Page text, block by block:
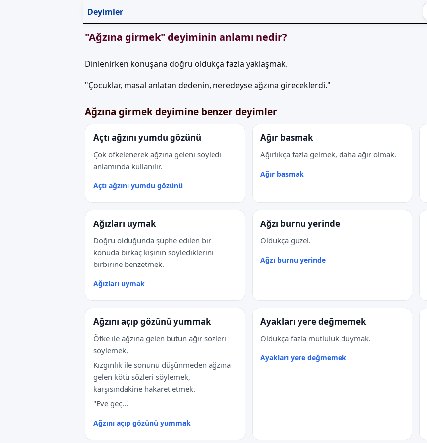
Deyimler
"Ağzına girmek" deyiminin anlamı nedir?
Dinlenirken konuşana doğru oldukça fazla yaklaşmak.
"Çocuklar, masal anlatan dedenin, neredeyse ağzına gireceklerdi."
Ağzına girmek deyimine benzer deyimler
Açtı ağzını yumdu gözünü
Çok öfkelenerek ağzına geleni söyledi
anlamında kullanılır.
Açtı ağzını yumdu gözünü
Ağır basmak
Ağırlıkça fazla gelmek, daha ağır olmak.
Ağır basmak
Ağızları uymak
Doğru olduğunda şüphe edilen bir
konuda birkaç kişinin söylediklerini
birbirine benzetmek.
Ağızları uymak
Ağzı burnu yerinde
Oldukça güzel.
Ağzı burnu yerinde
Ağzını açıp gözünü yummak
Öfke ile ağzına gelen bütün ağır sözleri
söylemek.
Kızgınlık ile sonunu düşünmeden ağzına
gelen kötü sözleri söylemek,
karşısındakine hakaret etmek.
"Eve geç...
Ağzını açıp gözünü yummak
Ayakları yere değmemek
Oldukça fazla mutluluk duymak.
Ayakları yere değmemek